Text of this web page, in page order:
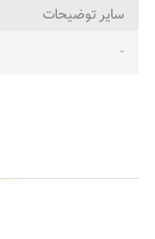
ساير توضيحات
-